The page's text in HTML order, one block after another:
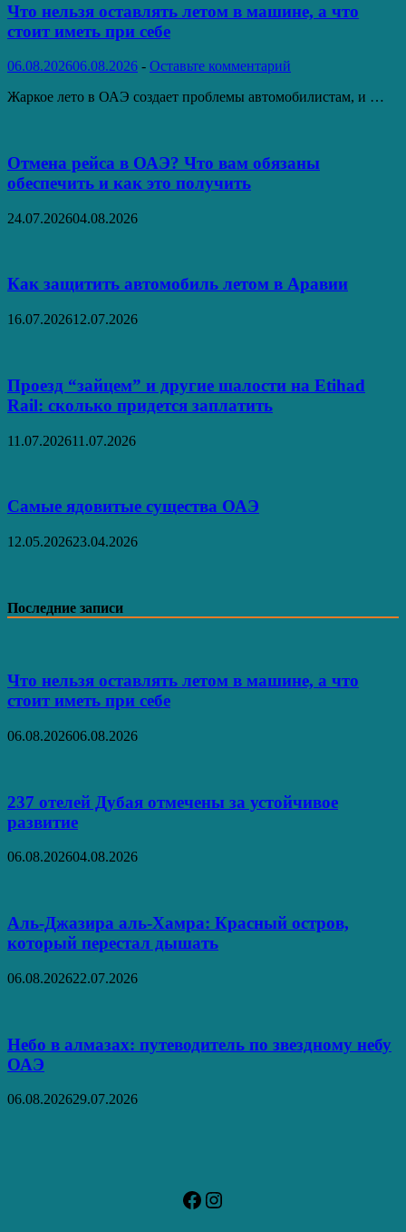
Что нельзя оставлять летом в машине, а что
стоит иметь при себе
06.08.202606.08.2026 - Оставьте комментарий
Жаркое лето в ОАЭ создает проблемы автомобилистам, и …
Отмена рейса в ОАЭ? Что вам обязаны
обеспечить и как это получить
24.07.202604.08.2026
Как защитить автомобиль летом в Аравии
16.07.202612.07.2026
Проезд “зайцем” и другие шалости на Etihad
Rail: сколько придется заплатить
11.07.202611.07.2026
Самые ядовитые существа ОАЭ
12.05.202623.04.2026
Последние записи
Что нельзя оставлять летом в машине, а что
стоит иметь при себе
06.08.202606.08.2026
237 отелей Дубая отмечены за устойчивое
развитие
06.08.202604.08.2026
Аль‑Джазира аль‑Хамра: Красный остров,
который перестал дышать
06.08.202622.07.2026
Небо в алмазах: путеводитель по звездному небу
ОАЭ
06.08.202629.07.2026
Facebook
Instagram